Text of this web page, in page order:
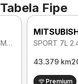
Fipe
SPORT 7L 2.4 HPE 16V DIE 4WD AUTOMATICO
43.379 km
Premium